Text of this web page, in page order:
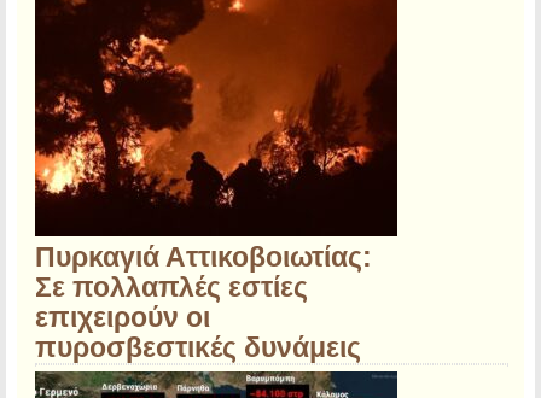
Πυρκαγιά Αττικοβοιωτίας:
Σε πολλαπλές εστίες
επιχειρούν οι
πυροσβεστικές δυνάμεις